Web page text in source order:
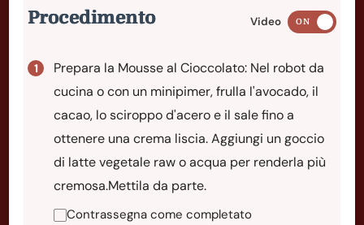
Procedimento Video ON
Prepara la Mousse al Cioccolato: Nel robot da
cucina o con un minipimer, frulla l'avocado, il
cacao, lo sciroppo d'acero e il sale fino a
ottenere una crema liscia. Aggiungi un goccio
di latte vegetale raw o acqua per renderla più
cremosa.Mettila da parte.
Contrassegna come completato